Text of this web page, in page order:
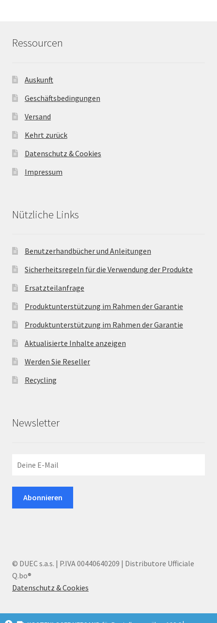
Ressourcen
Auskunft
Geschäftsbedingungen
Versand
Kehrt zurück
Datenschutz & Cookies
Impressum
Nützliche Links
Benutzerhandbücher und Anleitungen
Sicherheitsregeln für die Verwendung der Produkte
Ersatzteilanfrage
Produktunterstützung im Rahmen der Garantie
Produktunterstützung im Rahmen der Garantie
Aktualisierte Inhalte anzeigen
Werden Sie Reseller
Recycling
Newsletter
© DUEC s.a.s. | P.IVA 00440640209 | Distributore Ufficiale
Q.bo®
Datenschutz & Cookies